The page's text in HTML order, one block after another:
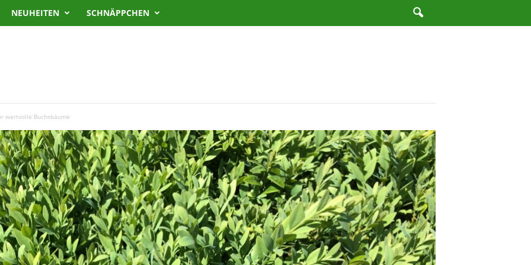
NEUHEITEN SCHNÄPPCHEN
wertvolle Buchsbäume